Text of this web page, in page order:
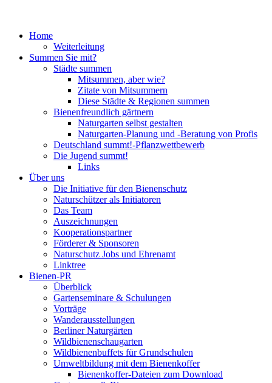
Home
Weiterleitung
Summen Sie mit?
Städte summen
Mitsummen, aber wie?
Zitate von Mitsummern
Diese Städte & Regionen summen
Bienenfreundlich gärtnern
Naturgarten selbst gestalten
Naturgarten-Planung und -Beratung von Profis
Deutschland summt!-Pflanzwettbewerb
Die Jugend summt!
Links
Über uns
Die Initiative für den Bienenschutz
Naturschützer als Initiatoren
Das Team
Auszeichnungen
Kooperationspartner
Förderer & Sponsoren
Naturschutz Jobs und Ehrenamt
Linktree
Bienen-PR
Überblick
Gartenseminare & Schulungen
Vorträge
Wanderausstellungen
Berliner Naturgärten
Wildbienenschaugarten
Wildbienenbuffets für Grundschulen
Umweltbildung mit dem Bienenkoffer
Bienenkoffer-Dateien zum Download